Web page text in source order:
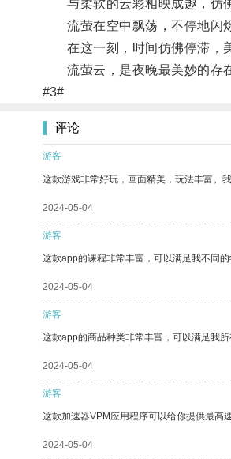
与柔软的云彩相映成趣，仿佛
流萤在空中飘荡，不停地闪烁
在这一刻，时间仿佛停滞，美
流萤云，是夜晚最美妙的存在
#3#
评论
游客
这款游戏非常好玩，画面精美，玩法丰富。
2024-05-04
游客
这款app的课程非常丰富，可以满足我不同
2024-05-04
游客
这款app的商品种类非常丰富，可以满足我所
2024-05-04
游客
这款加速器VPM应用程序可以给你提供最高
2024-05-04